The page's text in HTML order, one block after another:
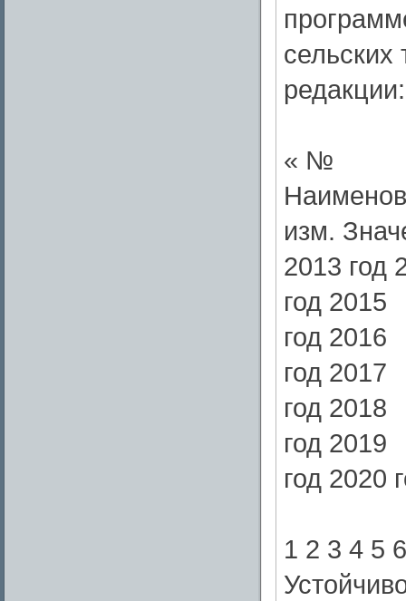
редакции:
« №
изм.
2013 год
год 2015
год 2016
год 2017
год 2018
год 2019
год 2020
1 2 3 4 5